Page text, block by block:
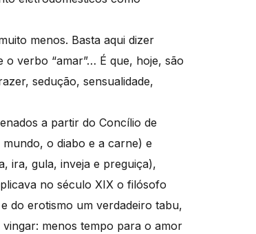
menos. Basta aqui dizer
verbo “amar”… É que, hoje, são
sedução, sensualidade,
a partir do Concílio de
mundo, o diabo e a carne) e
ira, gula, inveja e preguiça),
no século XIX o filósofo
do erotismo um verdadeiro tabu,
menos tempo para o amor